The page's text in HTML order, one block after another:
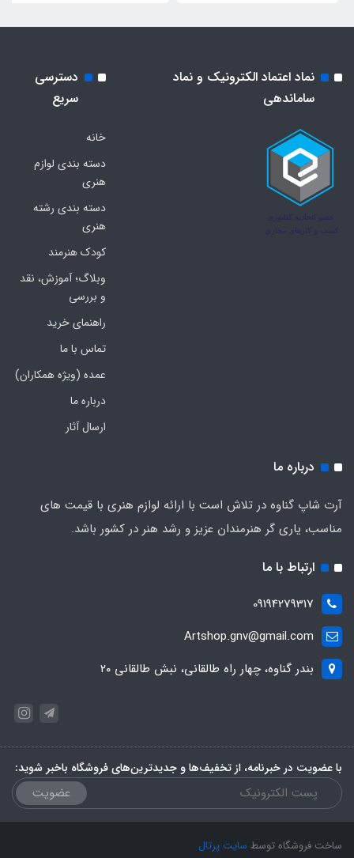
نماد اعتماد الکترونیک و نماد
ساماندهی
دسترسی
سریع
خانه
دسته بندی لوازم
هنری
دسته بندی رشته
هنری
کودک هنرمند
وبلاگ؛ آموزش، نقد
و بررسی
راهنمای خرید
تماس با ما
عمده (ویژه همکاران)
درباره ما
ارسال آثار
درباره ما
آرت شاپ گناوه در تلاش است با ارائه لوازم هنری با قیمت های
مناسب، یاری گر هنرمندان عزیز و رشد هنر در کشور باشد.
ارتباط با ما
09194279317
Artshop.gnv@gmail.com
بندر گناوه، چهار راه طالقانی، نبش طالقانی ۲۰
با عضویت در خبرنامه، از تخفیف‌ها و جدیدترین‌های فروشگاه باخبر شوید:
عضویت
ساخت فروشگاه توسط سایت پرتال